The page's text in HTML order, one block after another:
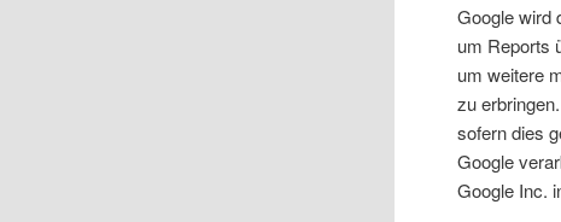
Google wird
um Reports
um weitere
zu
sofern dies
Google
Google Inc.